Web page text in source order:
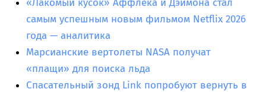
самым успешным новым фильмом Netflix 2026
года — аналитика
Марсианские вертолеты NASA получат
«плащи» для поиска льда
Спасательный зонд Link попробуют вернуть в